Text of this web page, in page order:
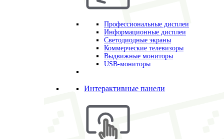
Профессиональные дисплеи
Информационные дисплеи
Светодиодные экраны
Коммерческие телевизоры
Выдвижные мониторы
USB-мониторы
Интерактивные панели